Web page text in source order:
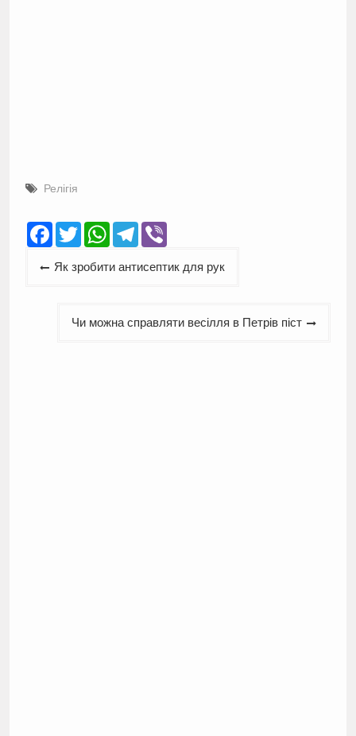
Релігія
Facebook
TwitterWhatsApp
Telegram
Viber
Навігація
Як зробити антисептик для рук
Чи можна справляти весілля в Петрів піст